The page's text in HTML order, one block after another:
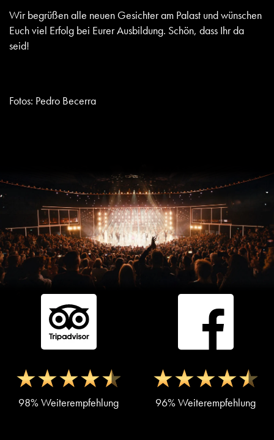
Wir begrüßen alle neuen Gesichter am Palast und wünschen
Euch viel Erfolg bei Eurer Ausbildung. Schön, dass Ihr da
seid!
Fotos: Pedro Becerra
98% Weiterempfehlung 96% Weiterempfehlung